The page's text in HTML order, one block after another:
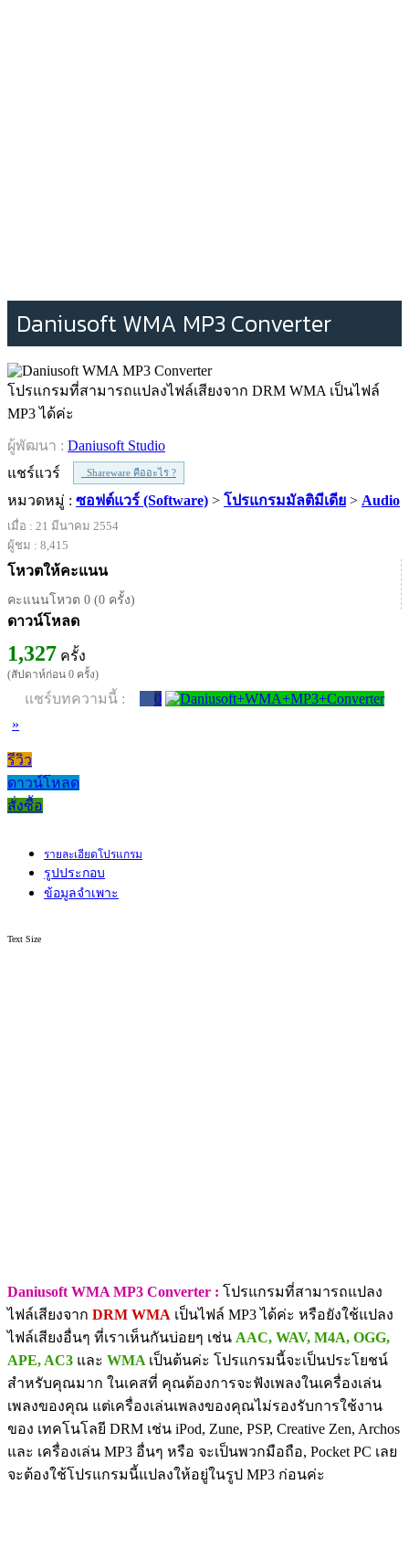
Daniusoft WMA MP3 Converter
โปรแกรมที่สามารถแปลงไฟล์เสียงจาก DRM WMA เป็นไฟล์
MP3 ได้ค่ะ
ผู้พัฒนา : Daniusoft Studio
แชร์แวร์
Shareware คืออะไร ?
หมวดหมู่ : ซอฟต์แวร์ (Software) > โปรแกรมมัลติมีเดีย > Audio
เมื่อ : 21 มีนาคม 2554
ผู้ชม : 8,415
โหวตให้คะแนน
คะแนนโหวต 0 (0 ครั้ง)
ดาวน์โหลด
1,327 ครั้ง
(สัปดาห์ก่อน 0 ครั้ง)
แชร์บทความนี้ :
0
»
รีวิว
ดาวน์โหลด
สั่งซื้อ
รายละเอียดโปรแกรม
รูปประกอบ
ข้อมูลจำเพาะ
Text Size
Daniusoft WMA MP3 Converter : โปรแกรมที่สามารถแปลง
ไฟล์เสียงจาก DRM WMA เป็นไฟล์ MP3 ได้ค่ะ หรือยังใช้แปลง
ไฟล์เสียงอื่นๆ ที่เราเห็นกันบ่อยๆ เช่น AAC, WAV, M4A, OGG,
APE, AC3 และ WMA เป็นต้นค่ะ โปรแกรมนี้จะเป็นประโยชน์
สำหรับคุณมาก ในเคสที่ คุณต้องการจะฟังเพลงในเครื่องเล่น
เพลงของคุณ แต่เครื่องเล่นเพลงของคุณไม่รองรับการใช้งาน
ของ เทคโนโลยี DRM เช่น iPod, Zune, PSP, Creative Zen, Archos
และ เครื่องเล่น MP3 อื่นๆ หรือ จะเป็นพวกมือถือ, Pocket PC เลย
จะต้องใช้โปรแกรมนี้แปลงให้อยู่ในรูป MP3 ก่อนค่ะ